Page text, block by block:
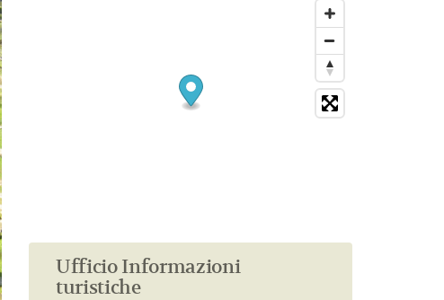
Ufficio Informazioni
turistiche